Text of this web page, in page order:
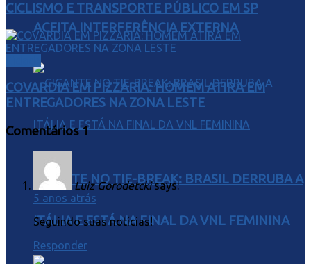
ACEITA INTERFERÊNCIA EXTERNA
GIGANTE NO TIE-BREAK: BRASIL DERRUBA A
ITÁLIA E ESTÁ NA FINAL DA VNL FEMININA
CICLISMO E TRANSPORTE PÚBLICO EM SP
COVARDIA EM PIZZARIA: HOMEM ATIRA EM
ENTREGADORES NA ZONA LESTE
Comentários1
Luiz Gorodetcki says:
5 anos atrás
Seguindo suas notícias!
Responder